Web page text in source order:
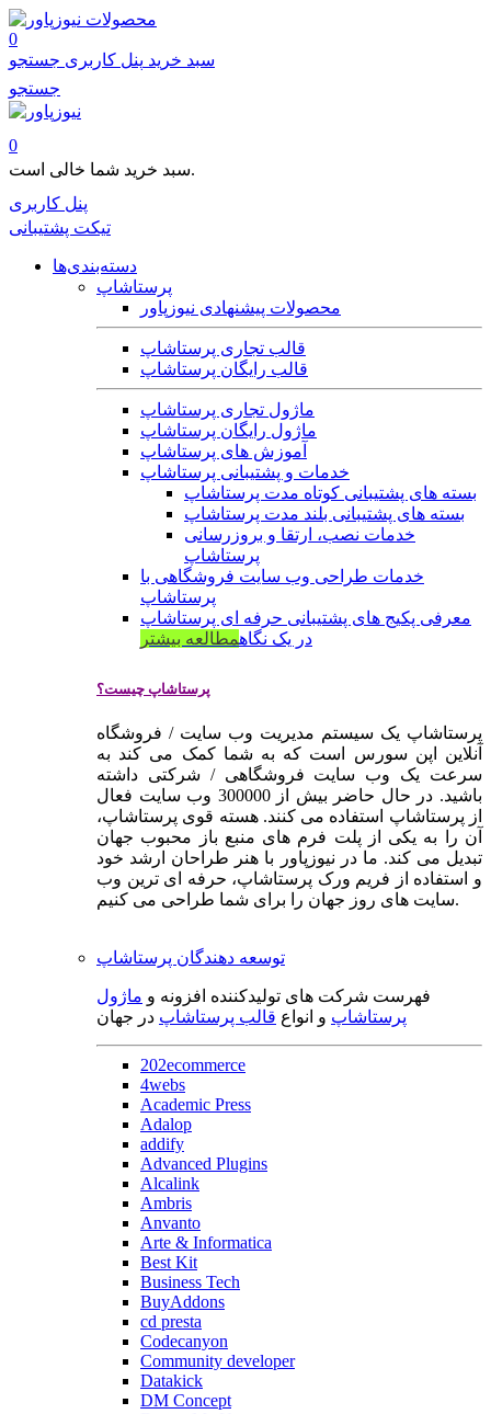
محصولات
0
سبد خرید پنل کاربری جستجو
جستجو
0
سبد خرید شما خالی است.
پنل کاربری
تیکت پشتیبانی
دسته‌بندی‌ها
پرستاشاپ
محصولات پیشنهادی نیوزپاور
قالب تجاری پرستاشاپ
قالب رایگان پرستاشاپ
ماژول تجاری پرستاشاپ
ماژول رایگان پرستاشاپ
آموزش های پرستاشاپ
خدمات و پشتیبانی پرستاشاپ
بسته های پشتیبانی کوتاه مدت پرستاشاپ
بسته های پشتیبانی بلند مدت پرستاشاپ
خدمات نصب، ارتقا و بروزرسانی
پرستاشاپ
خدمات طراحی وب سایت فروشگاهی با
پرستاشاپ
معرفی پکیج های پشتیبانی حرفه ای پرستاشاپ
در یک نگاهمطالعه بیشتر
پرستاشاپ چیست؟
پرستاشاپ یک سیستم مدیریت وب سایت / فروشگاه
آنلاین اپن سورس است که به شما کمک می کند به
سرعت یک وب سایت فروشگاهی / شرکتی داشته
باشید. در حال حاضر بیش از 300000 وب سایت فعال
از پرستاشاپ استفاده می کنند. هسته قوی پرستاشاپ،
آن را به یکی از پلت فرم های منبع باز محبوب جهان
تبدیل می کند. ما در نیوزپاور با هنر طراحان ارشد خود
و استفاده از فریم ورک پرستاشاپ، حرفه ای ترین وب
سایت های روز جهان را برای شما طراحی می کنیم.
توسعه دهندگان پرستاشاپ
فهرست شرکت های تولیدکننده افزونه و ماژول
پرستاشاپ و انواع قالب پرستاشاپ در جهان
202ecommerce
4webs
Academic Press
Adalop
addify
Advanced Plugins
Alcalink
Ambris
Anvanto
Arte & Informatica
Best Kit
Business Tech
BuyAddons
cd presta
Codecanyon
Community developer
Datakick
DM Concept